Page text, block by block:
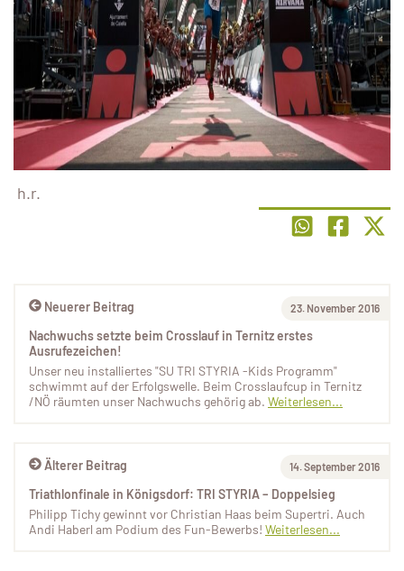
h.r.
Älterer Beitrag 14. September 2016
Triathlonfinale in Königsdorf: TRI STYRIA – Doppelsieg
Philipp Tichy gewinnt vor Christian Haas beim Supertri. Auch
Andi Haberl am Podium des Fun-Bewerbs! Weiterlesen...
Neuerer Beitrag 23. November 2016
Nachwuchs setzte beim Crosslauf in Ternitz erstes
Ausrufezeichen!
Unser neu installiertes "SU TRI STYRIA -Kids Programm"
schwimmt auf der Erfolgswelle. Beim Crosslaufcup in Ternitz
/NÖ räumten unser Nachwuchs gehörig ab. Weiterlesen...